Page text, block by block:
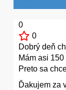
0
0
Dobrý deň
Mám asi
Preto sa
Ďakujem za